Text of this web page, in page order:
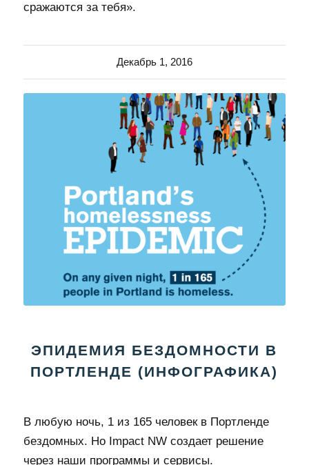
сражаются за тебя».
Декабрь 1, 2016
ЭПИДЕМИЯ БЕЗДОМНОСТИ В
ПОРТЛЕНДЕ (ИНФОГРАФИКА)
В любую ночь, 1 из 165 человек в Портленде
бездомных. Но Impact NW создает решение
через наши программы и сервисы.